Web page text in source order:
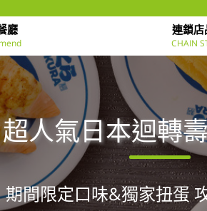
廳 連鎖店
CHAIN
超人氣日本迴轉
期間限定口味&獨家扭蛋